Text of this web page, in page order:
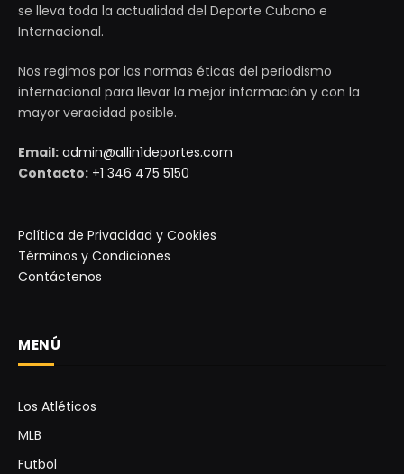
se lleva toda la actualidad del Deporte Cubano e
Internacional.
Nos regimos por las normas éticas del periodismo
internacional para llevar la mejor información y con la
mayor veracidad posible.
Email: admin@allin1deportes.com
Contacto: +1 346 475 5150
Política de Privacidad y Cookies
Términos y Condiciones
Contáctenos
MENÚ
Los Atléticos
MLB
Futbol